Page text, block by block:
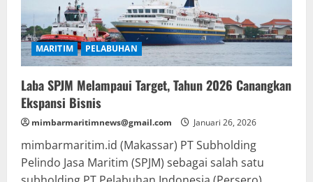
Sepanjang
Tahun
2025
MARITIM PELABUHAN
Laba SPJM Melampaui Target, Tahun 2026 Canangkan
Ekspansi Bisnis
mimbarmaritimnews@gmail.com Januari 26, 2026
mimbarmaritim.id (Makassar) PT Subholding
Pelindo Jasa Maritim (SPJM) sebagai salah satu